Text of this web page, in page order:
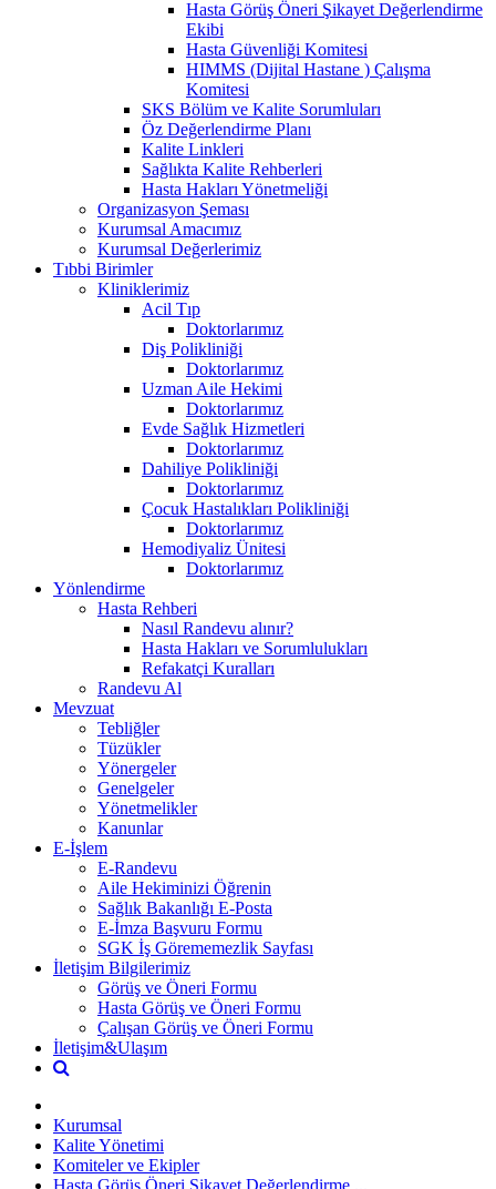
Hasta Görüş Öneri Şikayet Değerlendirme
Ekibi
Hasta Güvenliği Komitesi
HIMMS (Dijital Hastane ) Çalışma
Komitesi
SKS Bölüm ve Kalite Sorumluları
Öz Değerlendirme Planı
Kalite Linkleri
Sağlıkta Kalite Rehberleri
Hasta Hakları Yönetmeliği
Organizasyon Şeması
Kurumsal Amacımız
Kurumsal Değerlerimiz
Tıbbi Birimler
Kliniklerimiz
Acil Tıp
Doktorlarımız
Diş Polikliniği
Doktorlarımız
Uzman Aile Hekimi
Doktorlarımız
Evde Sağlık Hizmetleri
Doktorlarımız
Dahiliye Polikliniği
Doktorlarımız
Çocuk Hastalıkları Polikliniği
Doktorlarımız
Hemodiyaliz Ünitesi
Doktorlarımız
Yönlendirme
Hasta Rehberi
Nasıl Randevu alınır?
Hasta Hakları ve Sorumlulukları
Refakatçi Kuralları
Randevu Al
Mevzuat
Tebliğler
Tüzükler
Yönergeler
Genelgeler
Yönetmelikler
Kanunlar
E-İşlem
E-Randevu
Aile Hekiminizi Öğrenin
Sağlık Bakanlığı E-Posta
E-İmza Başvuru Formu
SGK İş Görememezlik Sayfası
İletişim Bilgilerimiz
Görüş ve Öneri Formu
Hasta Görüş ve Öneri Formu
Çalışan Görüş ve Öneri Formu
İletişim&Ulaşım
Kurumsal
Kalite Yönetimi
Komiteler ve Ekipler
Hasta Görüş Öneri Şikayet Değerlendirme ...